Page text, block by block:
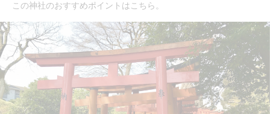
この神社のおすすめポイントはこちら。